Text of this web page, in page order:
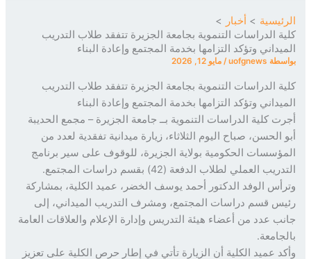
أخبار
الدراسات التنموية بجامعة الجزيرة تتفقد طلاب التدريب
وتؤكد التزامها بخدمة المجتمع وإعادة البناء
uofgnews
/مايو 12, 2026
الدراسات التنموية بجامعة الجزيرة تتفقد طلاب التدريب
وتؤكد التزامها بخدمة المجتمع وإعادة البناء
كلية الدراسات التنموية بــ جامعة الجزيرة – مجمع الحديبة
الحسن، صباح اليوم الثلاثاء، زيارة ميدانية تفقدية لعدد من
الحكومية بولاية الجزيرة، للوقوف على سير برنامج
العملي لطلاب الدفعة (42) بقسم دراسات المجتمع.
الوفد الدكتور أحمد يوسف الخضر، عميد الكلية، بمشاركة
قسم دراسات المجتمع، ومشرف التدريب الميداني، إلى
عدد من أعضاء هيئة التدريس وإدارة الإعلام والعلاقات العامة
عميد الكلية أن الزيارة تأتي في إطار حرص الكلية على تعزيز